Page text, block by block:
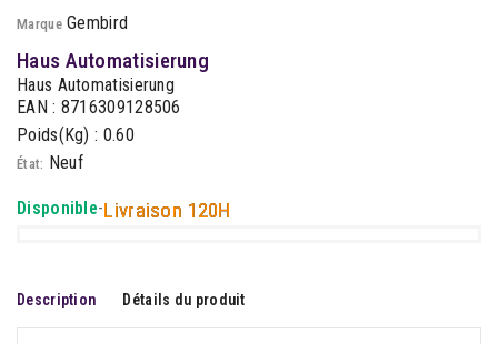
Marque Gembird
Haus Automatisierung
Haus Automatisierung
EAN : 8716309128506
Poids(Kg) : 0.60
État: Neuf
Disponible-Livraison 120H
Description Détails du produit